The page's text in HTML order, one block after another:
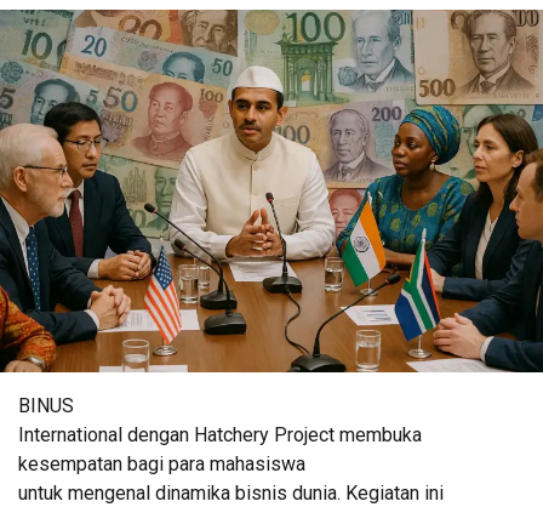
BINUS
International dengan Hatchery Project membuka
kesempatan bagi para mahasiswa
untuk mengenal dinamika bisnis dunia. Kegiatan ini